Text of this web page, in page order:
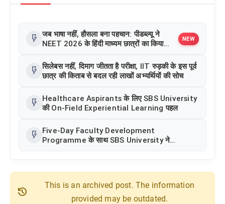
flash_on जब भाषा नहीं, हौसला बना पहचान: पीडब्ल्यू ने
NEET 2026 के हिंदी माध्यम छात्रों का किया
NEW
flash_on सिलेबस नहीं, दिमाग जीतता है परीक्षा, IIT रुड़की के इस पूर्व
छात्र की किताब से बदल रही लाखों अभ्यर्थियों की सोच
flash_on Healthcare Aspirants के लिए SBS University
की On-Field Experiential Learning पहल
flash_on Five-Day Faculty Development
Programme के साथ SBS University ने
history
This is an archived post. The information
provided may be outdated.